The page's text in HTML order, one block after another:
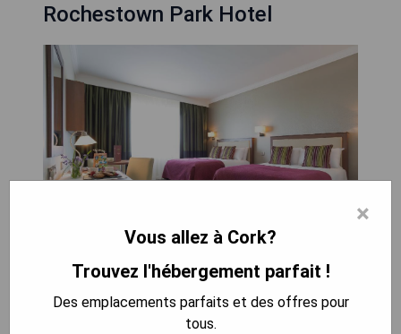
Rochestown Park Hotel
Le Rochestown Park Hotel propose des
chambres élégantes avec salles de bains en
marbre, un centre de loisirs incluant une piscine et
×
Vous allez à Cork?
Trouvez l'hébergement parfait !
Des emplacements parfaits et des offres pour
tous.